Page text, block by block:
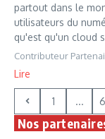
partout dans le
utilisateurs du
qu'est qu'un cloud
Contributeur
Lire
1 ...
Nos